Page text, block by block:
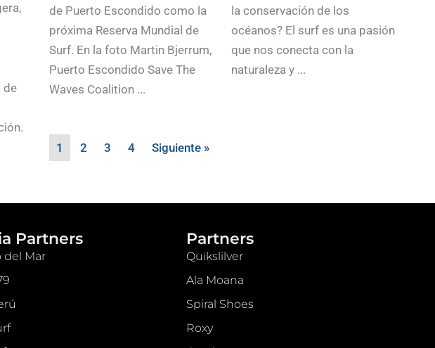
de
de Puerto Escondido como la
próxima Reserva Mundial de
Surf. En la foto Martin Bjerrum,
Puerto Escondido Save The
Waves Coalition ...
la conservación de los
océanos? El surf es una pasión
que nos conecta con la
naturaleza y ...
1 2 3 4 Siguiente »
Partners
del Mar
Partners
Quikslilver
Ala Moana
Spiral Shoes
Roxy